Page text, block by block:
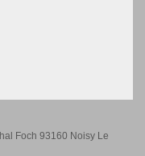
Foch 93160 Noisy Le